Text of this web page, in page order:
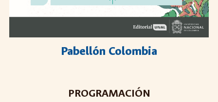
Pabellón Colombia
PROGRAMACIÓN